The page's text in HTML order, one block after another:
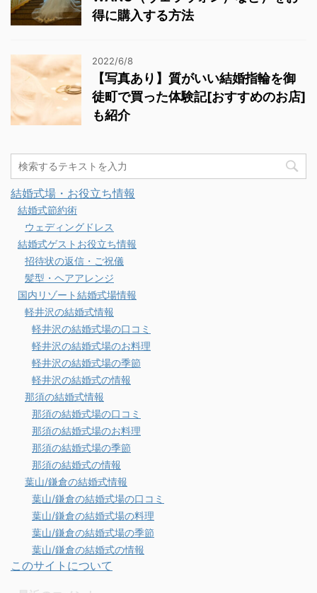
得に購入する方法
2022/6/8
【写真あり】質がいい結婚指輪を御
徒町で買った体験記[おすすめのお店]
も紹介
結婚式場・お役立ち情報
結婚式節約術
ウェディングドレス
結婚式ゲストお役立ち情報
招待状の返信・ご祝儀
髪型・ヘアアレンジ
国内リゾート結婚式場情報
軽井沢の結婚式情報
軽井沢の結婚式場の口コミ
軽井沢の結婚式場のお料理
軽井沢の結婚式場の季節
軽井沢の結婚式の情報
那須の結婚式情報
那須の結婚式場の口コミ
那須の結婚式場のお料理
那須の結婚式場の季節
那須の結婚式の情報
葉山/鎌倉の結婚式情報
葉山/鎌倉の結婚式場の口コミ
葉山/鎌倉の結婚式場の料理
葉山/鎌倉の結婚式場の季節
葉山/鎌倉の結婚式の情報
このサイトについて